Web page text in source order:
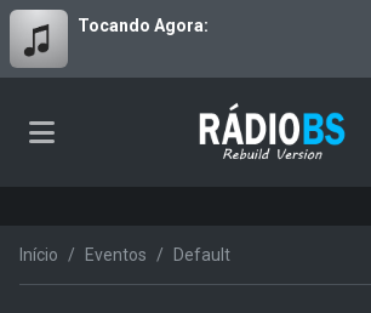
Tocando Agora:
Início Eventos Default